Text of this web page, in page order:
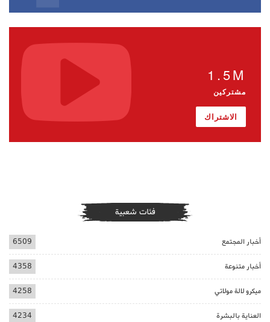
1.5M
مشتركين
الاشتراك
فئات شعبية
أخبار المجتمع 6509
أخبار متنوعة 4358
ميكرو لالة مولاتي 4258
العناية بالبشرة 4234